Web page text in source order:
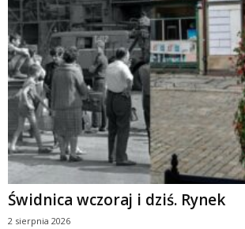
Świdnica wczoraj i dziś. Rynek
2 sierpnia 2026